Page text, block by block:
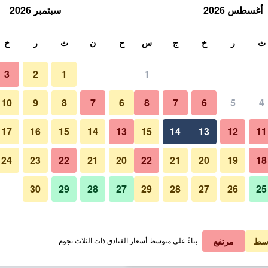
في الليلة
﷼ عرض الصفقة
﷼ عرض الصفقة
مطعم
صور لـ أبيسكو توريستستيشينن
أغسطس 2026
ث ر خ ج س
1
4
5
6
7
8
11
12
13
14
15
18
19
20
21
22
25
26
27
28
29
سبتمبر 2026
ح ن ث ر خ
1
2
3
6
7
8
9
10
13
14
15
16
17
20
21
22
23
24
27
28
29
30
مرتفع بناءً على متوسط أسعار الفنادق ذات الثلاث نجوم.